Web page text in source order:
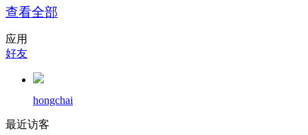
查看全部
应用
好友
hongchai
最近访客